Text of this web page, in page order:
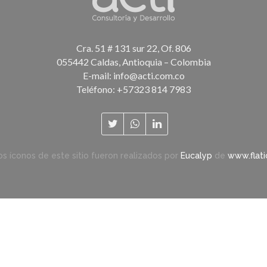
Cra. 51 # 131 sur 22, Of. 806
055442 Caldas, Antioquia – Colombia
E-mail: info@acti.com.co
Teléfono: +57323 814 7983
íconos de este sitio fueron realizados por Eucalyp de